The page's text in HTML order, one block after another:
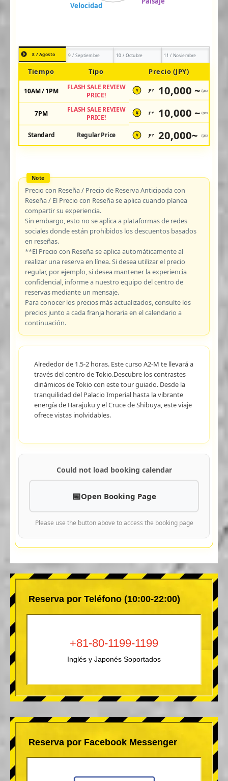
8 / Agosto 9 / Septiembre 10 / Octubre 11 / Noviembre
Tiempo Tipo Precio (JPY)
10AM / 1PM
FLASH SALE REVIEW
PRICE!
¥ JPY 10,000 ~ /pax
7PM
FLASH SALE REVIEW
PRICE!
¥ JPY 10,000 ~ /pax
Standard Regular Price ¥ JPY 20,000~ /pax
Precio con Reseña / Precio de Reserva Anticipada con
Reseña / El Precio con Reseña se aplica cuando planea
compartir su experiencia.
Sin embargo, esto no se aplica a plataformas de redes
sociales donde están prohibidos los descuentos basados
en reseñas.
**El Precio con Reseña se aplica automáticamente al
realizar una reserva en línea. Si desea utilizar el precio
regular, por ejemplo, si desea mantener la experiencia
confidencial, informe a nuestro equipo del centro de
reservas mediante un mensaje.
Para conocer los precios más actualizados, consulte los
precios junto a cada franja horaria en el calendario a
continuación.
Alrededor de 1.5-2 horas. Este curso A2-M te llevará a
través del centro de Tokio.Descubre los contrastes
dinámicos de Tokio con este tour guiado. Desde la
tranquilidad del Palacio Imperial hasta la vibrante
energía de Harajuku y el Cruce de Shibuya, este viaje
ofrece vistas inolvidables.
Could not load booking calendar
Open Booking Page
Please use the button above to access the booking page
Reserva por Teléfono (10:00-22:00)
+81-80-1199-1199
Inglés y Japonés Soportados
Reserva por Facebook Messenger